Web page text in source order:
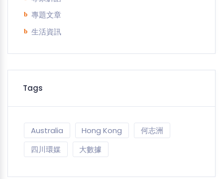
專題文章
生活資訊
Tags
Australia Hong Kong
何志洲
四川環媒
大數據